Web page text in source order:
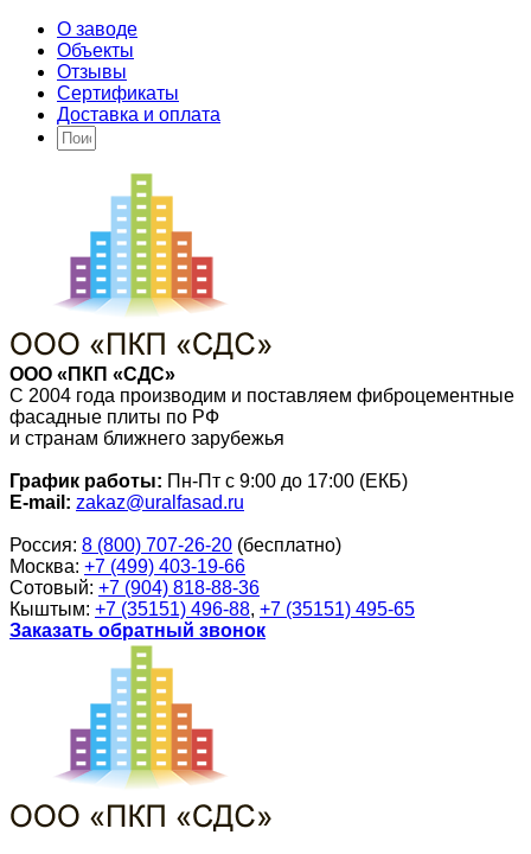
О заводе
Объекты
Отзывы
Сертификаты
Доставка и оплата
ООО «ПКП «СДС»
С 2004 года производим и поставляем фиброцементные
фасадные плиты по РФ
и странам ближнего зарубежья
График работы: Пн-Пт с 9:00 до 17:00 (ЕКБ)
E-mail: zakaz@uralfasad.ru
Россия: 8 (800) 707-26-20 (бесплатно)
Москва: +7 (499) 403-19-66
Сотовый: +7 (904) 818-88-36
Кыштым: +7 (35151) 496-88, +7 (35151) 495-65
Заказать обратный звонок